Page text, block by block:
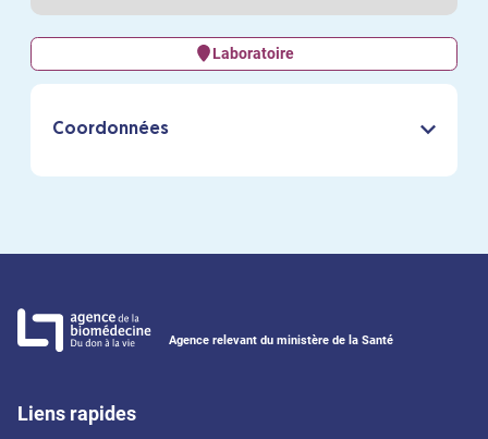
Laboratoire
Coordonnées
Agence relevant du ministère de la Santé
Liens rapides